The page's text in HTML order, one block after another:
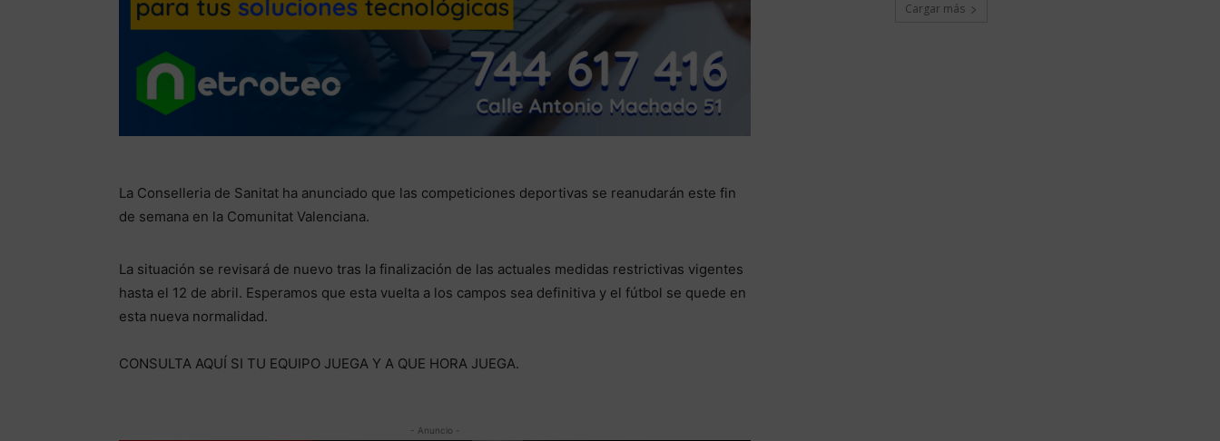
La Conselleria de Sanitat ha anunciado que las competiciones deportivas se reanudarán este fin
de semana en la Comunitat Valenciana.
La situación se revisará de nuevo tras la finalización de las actuales medidas restrictivas vigentes
hasta el 12 de abril. Esperamos que esta vuelta a los campos sea definitiva y el fútbol se quede en
esta nueva normalidad.
CONSULTA AQUÍ SI TU EQUIPO JUEGA Y A QUE HORA JUEGA.
- Anuncio -
Cargar más